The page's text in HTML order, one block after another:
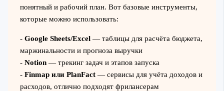
понятный и рабочий план. Вот базовые инструменты,
которые можно использовать:
- Google Sheets/Excel— таблицы для расчёта бюджета,
маржинальности и прогноза выручки
- Notion— трекинг задач и этапов запуска
- Finmap или PlanFact— сервисы для учёта доходов и
расходов, отлично подходят фрилансерам